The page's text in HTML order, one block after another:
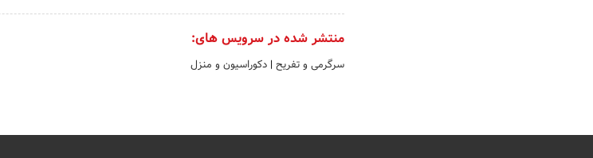
منتشر شده در سرویس های:
سرگرمی و تفریح | دکوراسیون و منزل